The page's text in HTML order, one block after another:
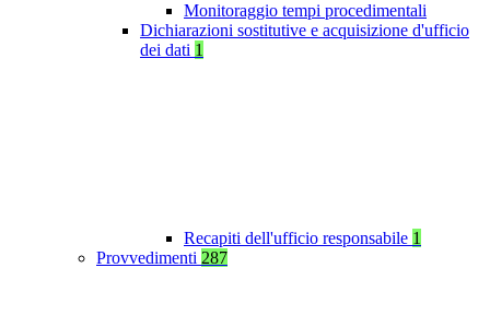
Monitoraggio tempi procedimentali
Dichiarazioni sostitutive e acquisizione d'ufficio
dei dati 1
Recapiti dell'ufficio responsabile 1
Provvedimenti 287